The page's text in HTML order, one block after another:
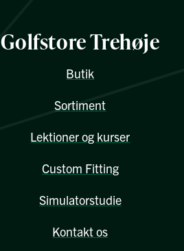
Golfstore Trehøje
Butik
Sortiment
Lektioner og kurser
Custom Fitting
Simulatorstudie
Kontakt os